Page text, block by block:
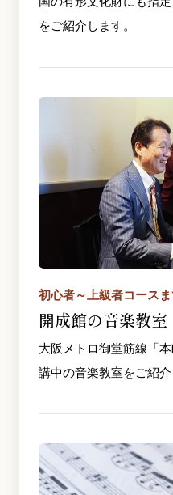
をご紹介します。
初心者～上級者コース
開成館の音楽教室
大阪メトロ御堂筋線「
講中の音楽教室をご紹介